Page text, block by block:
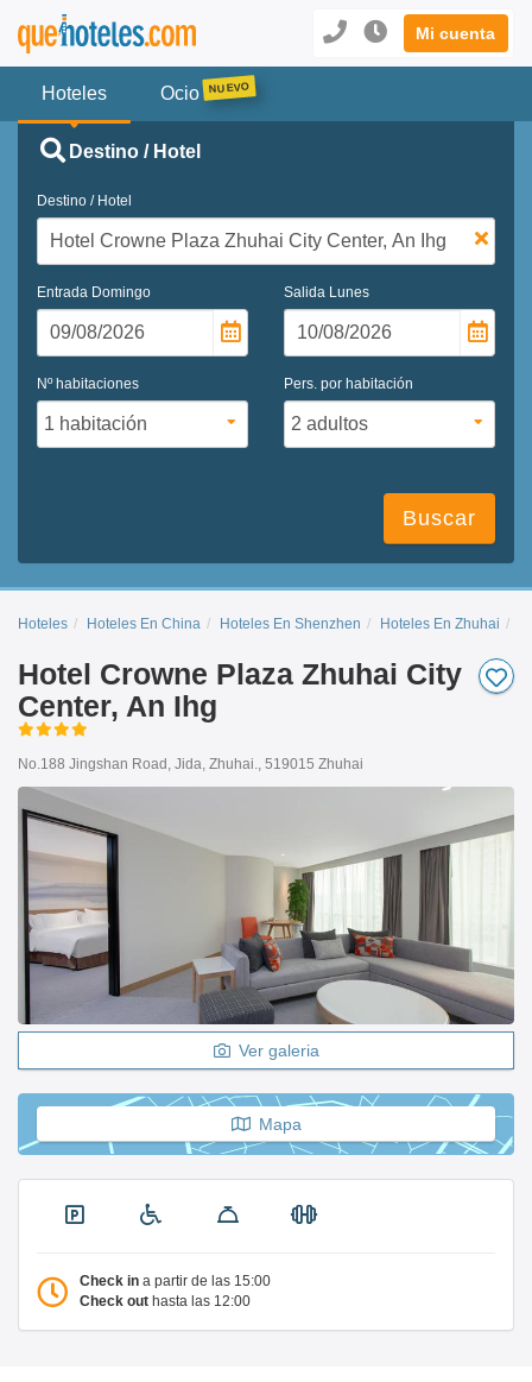
Mi cuenta
Hoteles Ocio
Destino / Hotel
Destino / Hotel
Entrada Domingo Salida Lunes
Nº habitaciones Pers. por habitación
Buscar
Hoteles Hoteles En China Hoteles En Shenzhen Hoteles En Zhuhai
Hotel Crowne Plaza Zhuhai City
Center, An Ihg
No.188 Jingshan Road, Jida, Zhuhai., 519015 Zhuhai
Ver galeria
Mapa
Check in a partir de las 15:00
Check out hasta las 12:00